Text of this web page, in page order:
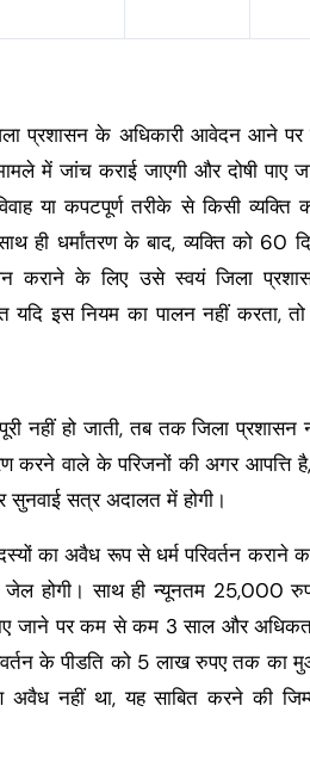
प्रशासन के अधिकारी आवेदन आने पर
में जांच कराई जाएगी और दोषी पाए
या कपटपूर्ण तरीके से किसी व्यक्ति
ही धर्मांतरण के बाद, व्यक्ति को 60
कराने के लिए उसे स्वयं जिला
यदि इस नियम का पालन नहीं करता,
नहीं हो जाती, तब तक जिला प्रशासन
करने वाले के परिजनों की अगर आपत्ति
सत्र अदालत में होगी।
का अवैध रूप से धर्म परिवर्तन कराने
होगी। साथ ही न्यूनतम 25,000
पाए जाने पर कम से कम 3 साल और
के पीडति को 5 लाख रुपए तक का
नहीं था, यह साबित करने की